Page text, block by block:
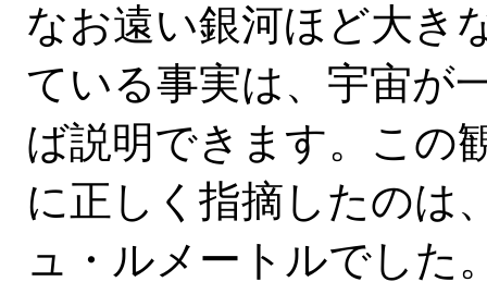
なお遠い銀河ほど大き
ている事実は、宇宙が
ば説明できます。この
に正しく指摘したのは
ュ・ルメートルでした